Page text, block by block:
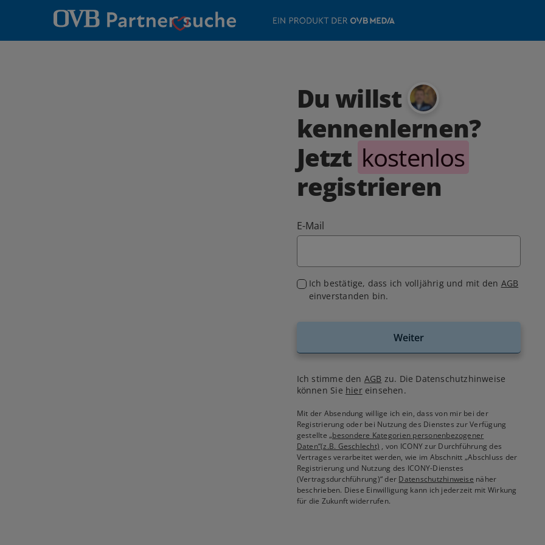
Du willst
kennenlernen?
Jetzt kostenlos
registrieren
E-Mail
Ich bestätige, dass ich volljährig und mit den AGB
einverstanden bin.
Weiter
Ich stimme den AGB zu. Die Datenschutzhinweise
können Sie hiereinsehen.
Mit der Absendung willige ich ein, dass von mir bei der
Registrierung oder bei Nutzung des Dienstes zur Verfügung
gestellte„besondere Kategorien personenbezogener
Daten“(z.B. Geschlecht) , von ICONY zur Durchführung des
Vertrages verarbeitet werden, wie im Abschnitt „Abschluss der
Registrierung und Nutzung des ICONY-Dienstes
(Vertragsdurchführung)“ der Datenschutzhinweise näher
beschrieben. Diese Einwilligung kann ich jederzeit mit Wirkung
für die Zukunft widerrufen.